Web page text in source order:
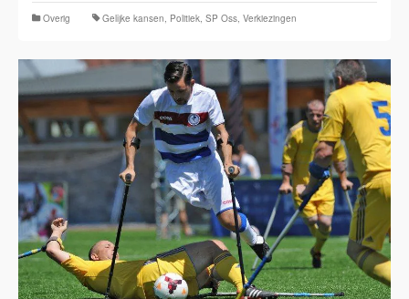
Overig Gelijke kansen, Politiek, SP Oss, Verkiezingen